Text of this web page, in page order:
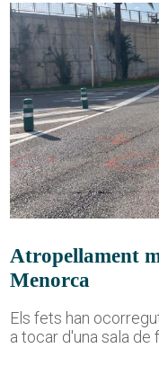
Atropellament
Menorca
Els fets han
a tocar d'una sala de